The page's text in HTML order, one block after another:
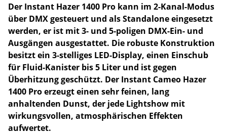
Der Instant Hazer 1400 Pro kann im 2-Kanal-Modus
über DMX gesteuert und als Standalone eingesetzt
werden, er ist mit 3- und 5-poligen DMX-Ein- und
Ausgängen ausgestattet. Die robuste Konstruktion
besitzt ein 3-stelliges LED-Display, einen Einschub
für Fluid-Kanister bis 5 Liter und ist gegen
Überhitzung geschützt. Der Instant Cameo Hazer
1400 Pro erzeugt einen sehr feinen, lang
anhaltenden Dunst, der jede Lightshow mit
wirkungsvollen, atmosphärischen Effekten
aufwertet.